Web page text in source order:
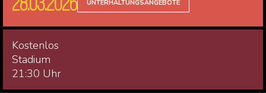
UNTERHALTUNGSANGEBOTE
Kostenlos
Stadium
21:30 Uhr